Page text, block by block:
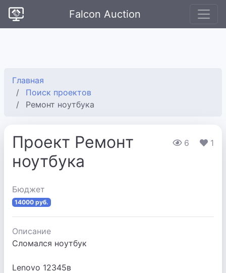
Falcon Auction
Главная
Поиск проектов
Ремонт ноутбука
6 1
Проект Ремонт
ноутбука
Бюджет
14000 руб.
Описание
Сломался ноутбук
Lenovo 12345в